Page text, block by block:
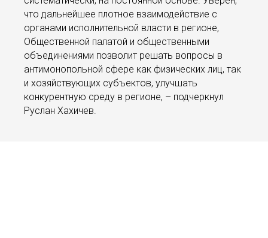
что дальнейшее плотное взаимодействие с
органами исполнительной власти в регионе,
Общественной палатой и общественными
объединениями позволит решать вопросы в
антимонопольной сфере как физических лиц, так
и хозяйствующих субъектов, улучшать
конкурентную среду в регионе, – подчеркнул
Руслан Хахичев.